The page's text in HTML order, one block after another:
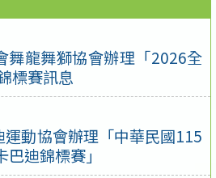
舞龍舞獅協會辦理「2026全
標賽訊息
動協會辦理「中華民國115
迪錦標賽」